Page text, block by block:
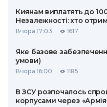
Киянам виплатять до
Незалежності: хто
Вчора 17:03 1617
Яке базове
умови)
Вчора 16:00 1185
В ЗСУ розпочалось
корпусами через